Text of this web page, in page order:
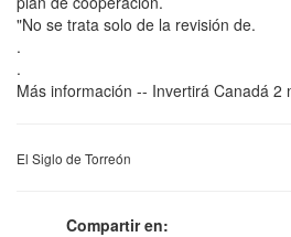
"No se trata solo de la revisión de.
.
.
Más información -- Invertirá Canadá 2
El Siglo de Torreón
Compartir en: